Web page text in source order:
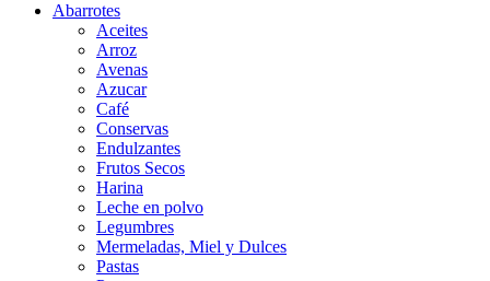
Abarrotes
Aceites
Arroz
Avenas
Azucar
Café
Conservas
Endulzantes
Frutos Secos
Harina
Leche en polvo
Legumbres
Mermeladas, Miel y Dulces
Pastas